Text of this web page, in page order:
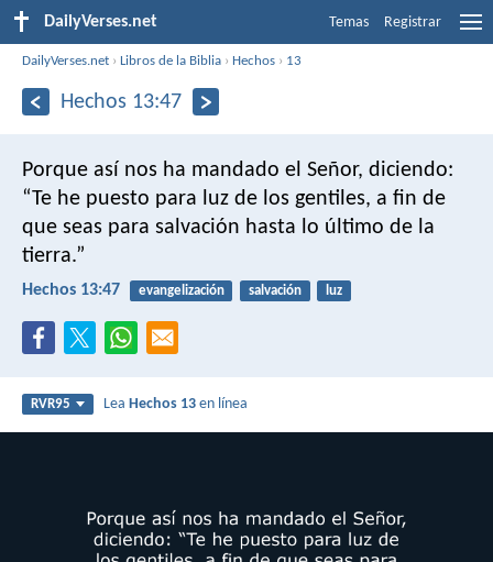
DailyVerses.net Temas Registrar
DailyVerses.net ›Libros de la Biblia › Hechos › 13
Hechos 13:47
Porque así nos ha mandado el Señor, diciendo:
“Te he puesto para luz de los gentiles, a fin de
que seas para salvación hasta lo último de la
tierra.”
Hechos 13:47 evangelización salvación luz
RVR95 LeaHechos 13 en línea